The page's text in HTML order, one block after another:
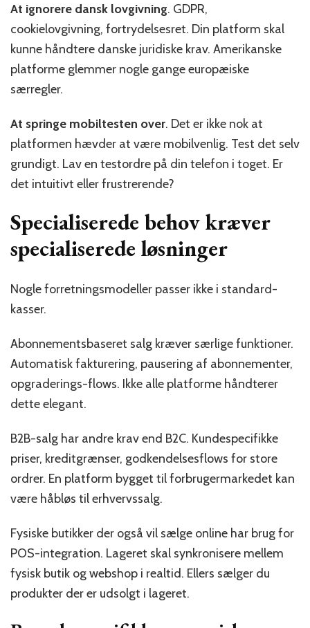
At ignorere dansk lovgivning. GDPR,
cookielovgivning, fortrydelsesret. Din platform skal
kunne håndtere danske juridiske krav. Amerikanske
platforme glemmer nogle gange europæiske
særregler.
At springe mobiltesten over. Det er ikke nok at
platformen hævder at være mobilvenlig. Test det selv
grundigt. Lav en testordre på din telefon i toget. Er
det intuitivt eller frustrerende?
Specialiserede behov kræver
specialiserede løsninger
Nogle forretningsmodeller passer ikke i standard-
kasser.
Abonnementsbaseret salg kræver særlige funktioner.
Automatisk fakturering, pausering af abonnementer,
opgraderings-flows. Ikke alle platforme håndterer
dette elegant.
B2B-salg har andre krav end B2C. Kundespecifikke
priser, kreditgrænser, godkendelsesflows for store
ordrer. En platform bygget til forbrugermarkedet kan
være håbløs til erhvervssalg.
Fysiske butikker der også vil sælge online har brug for
POS-integration. Lageret skal synkronisere mellem
fysisk butik og webshop i realtid. Ellers sælger du
produkter der er udsolgt i lageret.